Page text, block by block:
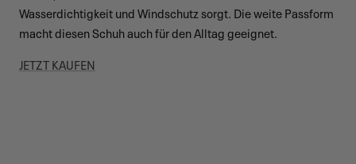
Wasserdichtigkeit und Windschutz sorgt. Die weite Passform
macht diesen Schuh auch für den Alltag geeignet.
JETZT KAUFEN